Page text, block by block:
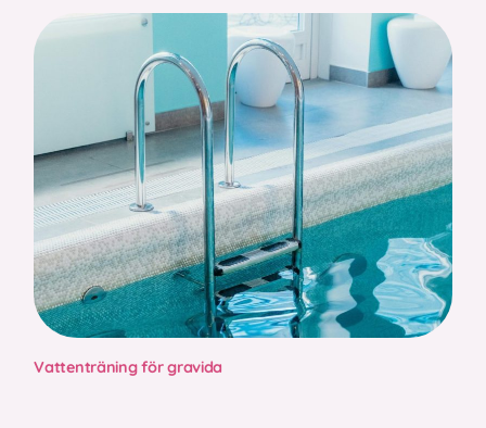
Vattenträning för gravida